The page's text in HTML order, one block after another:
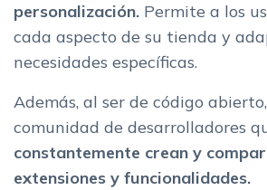
personalización. Permite a los
cada aspecto de su tienda y
necesidades específicas.
Además, al ser de código
comunidad de desarrolladores
constantemente crean y
extensiones y funcionalidades.